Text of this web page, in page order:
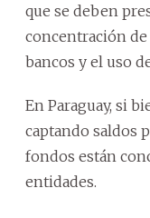
que se deben
concentración
bancos y el uso
En Paraguay, si
captando saldos
fondos están
entidades.